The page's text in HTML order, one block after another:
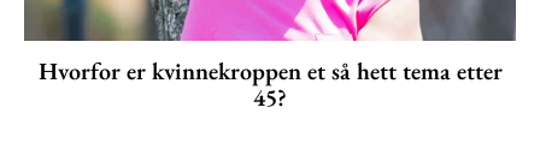
Hvorfor er kvinnekroppen et så hett tema etter
45?